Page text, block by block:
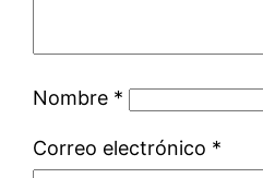
Nombre *
Correo electrónico *